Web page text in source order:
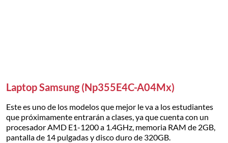
Laptop Samsung (Np355E4C-A04Mx)
Este es uno de los modelos que mejor le va a los estudiantes
que próximamente entrarán a clases, ya que cuenta con un
procesador AMD E1-1200 a 1.4GHz, memoria RAM de 2GB,
pantalla de 14 pulgadas y disco duro de 320GB.